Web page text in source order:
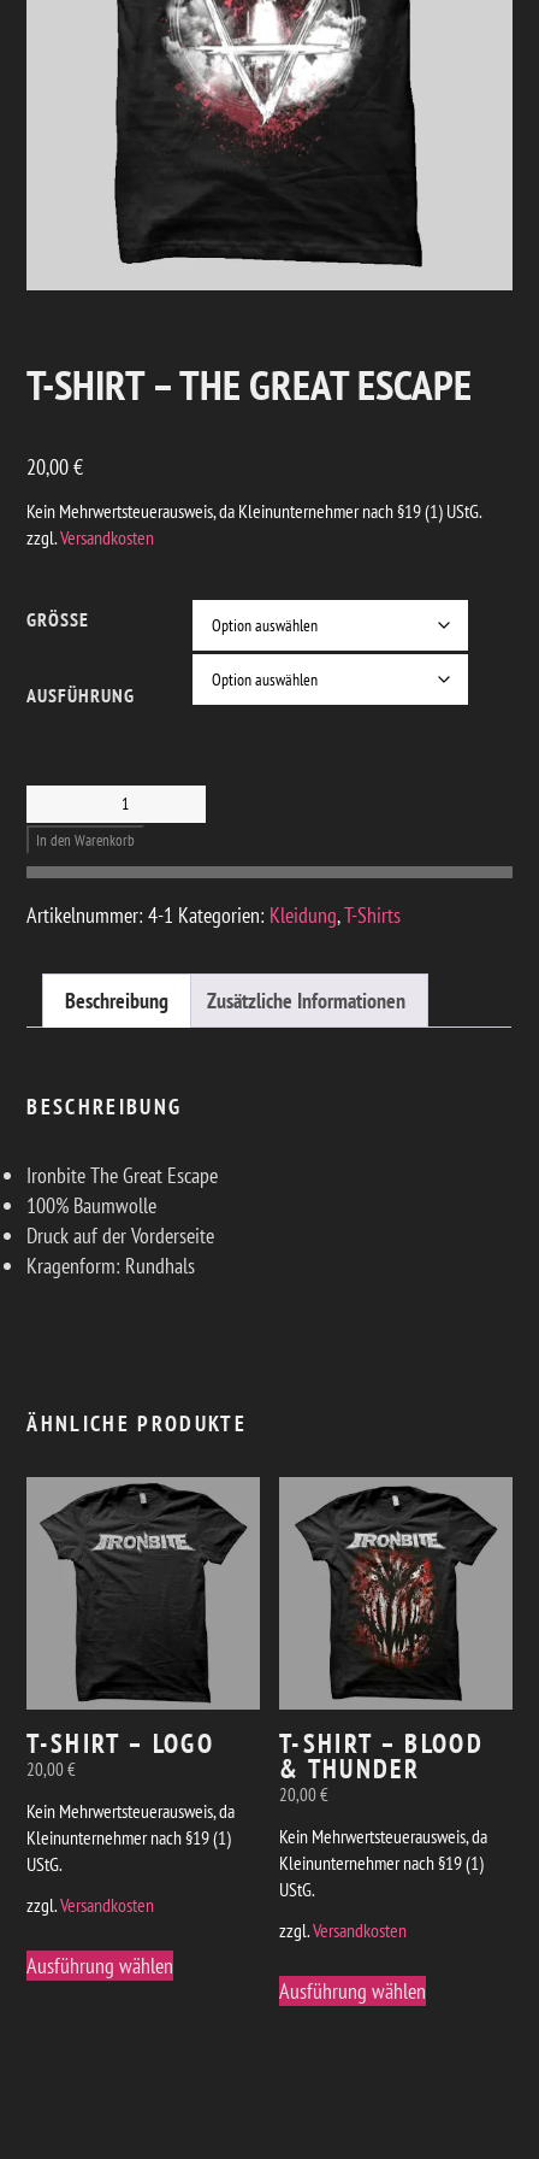
T-SHIRT – THE GREAT ESCAPE
20,00€
Kein Mehrwertsteuerausweis, da Kleinunternehmer nach §19 (1) UStG.
zzgl.Versandkosten
GRÖSSE
AUSFÜHRUNG
T-SHIRT – THE
GREAT ESCAPE
MENGE
In den Warenkorb
Artikelnummer:4-1 Kategorien: Kleidung,T-Shirts
Beschreibung Zusätzliche Informationen
BESCHREIBUNG
Ironbite The Great Escape
100% Baumwolle
Druck auf der Vorderseite
Kragenform: Rundhals
ÄHNLICHE PRODUKTE
T-SHIRT – LOGO
20,00€
Kein Mehrwertsteuerausweis, da
Kleinunternehmer nach §19 (1)
UStG.
zzgl.Versandkosten
Ausführung wählen
T-SHIRT – BLOOD
& THUNDER
20,00€
Kein Mehrwertsteuerausweis, da
Kleinunternehmer nach §19 (1)
UStG.
zzgl.Versandkosten
Ausführung wählen